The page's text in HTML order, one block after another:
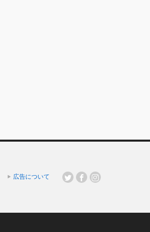
広告について